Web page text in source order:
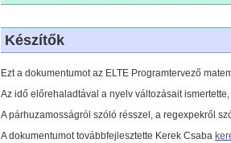
Készítők
Ezt a dokumentumot az ELTE Programtervező
Az idő előrehaladtával a nyelv változásait
A párhuzamosságról szóló résszel, a regexpekről
A dokumentumot továbbfejlesztette Kerek Csaba